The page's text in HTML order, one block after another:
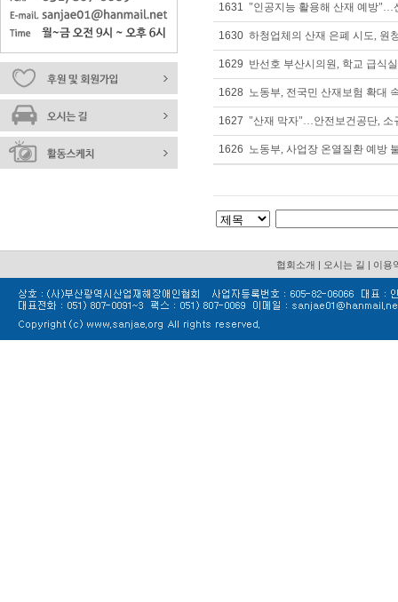
1631 "인공지능 활용해 산재 예방"…
1630 하청업체의 산재 은폐 시도, 원
1629 반선호 부산시의원, 학교 급식
1628 노동부, 전국민 산재보험 확대
1627 "산재 막자"…안전보건공단, 소
1626 노동부, 사업장 온열질환 예방
협회소개 | 오시는 길 | 이용